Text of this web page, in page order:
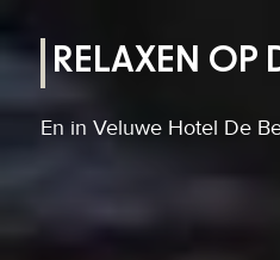
RELAXEN OP
En in Veluwe Hotel De